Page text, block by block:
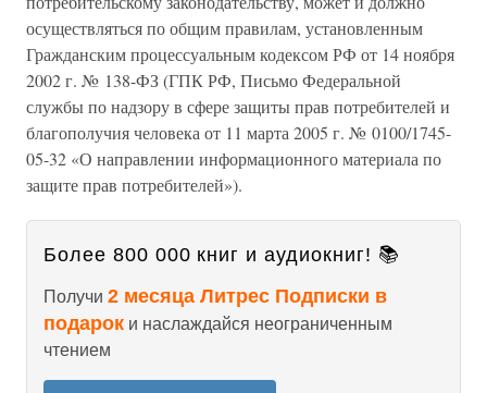
осуществляться по общим правилам, установленным
Гражданским процессуальным кодексом РФ от 14 ноября
2002 г. № 138-ФЗ (ГПК РФ, Письмо Федеральной
службы по надзору в сфере защиты прав потребителей и
благополучия человека от 11 марта 2005 г. № 0100/1745-
05-32 «О направлении информационного материала по
защите прав потребителей»).
Более 800 000 книг и аудиокниг! 📚
Получи 2 месяца Литрес Подписки в
подарок и наслаждайся неограниченным
чтением